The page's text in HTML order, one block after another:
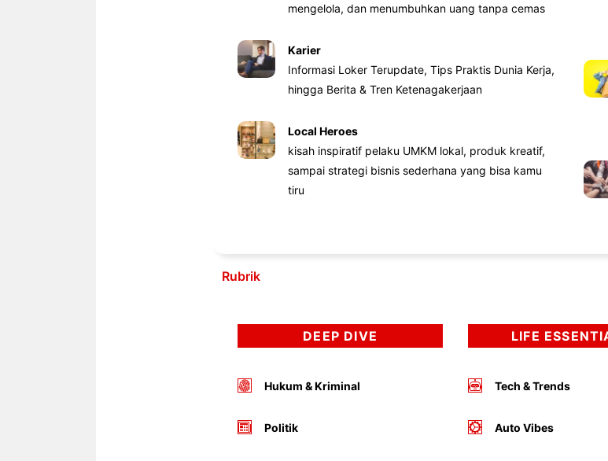
mengelola, dan menumbuhkan uang tanpa cemas
Karier
Informasi Loker Terupdate, Tips Praktis Dunia Kerja,
hingga Berita & Tren Ketenagakerjaan
Local Heroes
kisah inspiratif pelaku UMKM lokal, produk kreatif,
sampai strategi bisnis sederhana yang bisa kamu
tiru
Rubrik
DEEP DIVE
Hukum & Kriminal
Politik
LIFE
Tech & Trends
Auto Vibes